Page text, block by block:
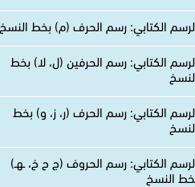
الكتابي: رسم الحرف (م) بخط النسخ
الكتابي: رسم الحرفين (ل، لا) بخط
الكتابي: رسم الحرف (ر، ز، و) بخط
الكتابي: رسم الحروف (ج ح خ، ـهـ)
النسخ